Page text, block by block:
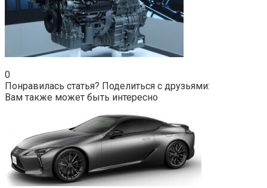
0
Понравилась статья? Поделиться с друзьями:
Вам также может быть интересно